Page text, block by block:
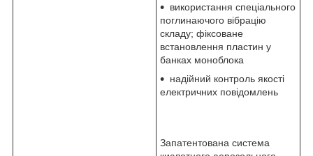
використання спеціального
поглинаючого вібрацію
складу; фіксоване
встановлення пластин у
банках моноблока
надійний контроль якості
електричних повідомлень
Запатентована система